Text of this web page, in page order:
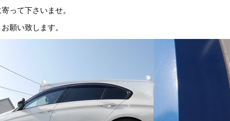
って下さいませ。
願い致します。